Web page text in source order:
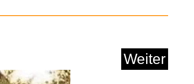
and ...
Weiter